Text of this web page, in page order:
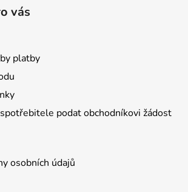
vás
platby
podat obchodníkovi žádost
osobních údajů